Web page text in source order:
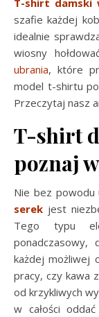
szafie każdej
idealnie
wiosny
ubrania, które
model t-shirtu
Przeczytaj nasz
T-shirt
poznaj
Nie bez powodu
serek jest
Tego typu
ponadczasowy,
każdej możliwej
pracy, czy kawa
od krzykliwych
w całości